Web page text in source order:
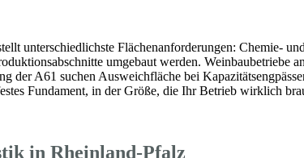
unterschiedlichste Flächenanforderungen: Chemie-
umgebaut werden.
der A61 suchen Ausweichfläche bei
Fundament, in der Größe, die Ihr Betrieb wirklich
in Rheinland-Pfalz